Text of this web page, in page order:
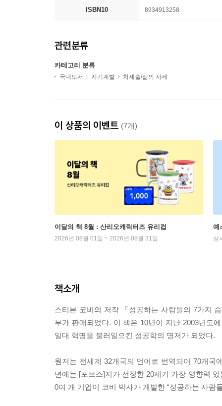
ISBN10 8934913258
관련분류
카테고리 분류
국내도서 자기계발 처세술/삶의 자세
이 상품의 이벤트 (7개)
이달의 책 8월 : 산리오캐릭터즈 유리컵
2026년 08월 01일 ~ 2026년 08월 31일
예
상
책소개
스티븐 코비의 저작 『성공하는 사람들의 7가지
부가 판매되었다. 이 책은 10년이 지난 2003년도
일대 혁명을 불러일으킨 성공학의 명저가 되었다.
원저는 전세계 32개국의 언어로 번역되어 70개국
년에는 [포브스]지가 선정한 20세기 가장 영향력
0여 개 기업이 코비 박사가 개발한 “성공하는 사람